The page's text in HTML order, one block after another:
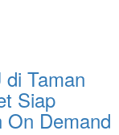
Taman
Siap
On Demand